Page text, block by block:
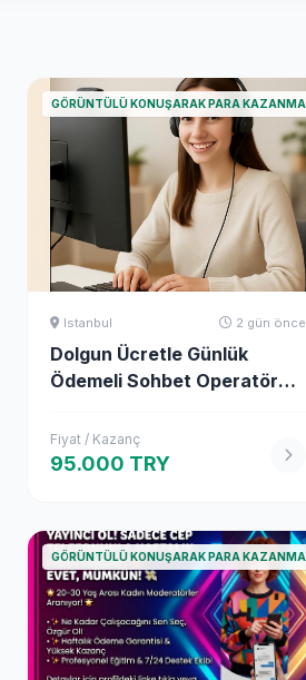
GÖRÜNTÜLÜ KONUŞARAK PARA KAZANMA
Istanbul 2 gün önce
Dolgun Ücretle Günlük
Ödemeli Sohbet Operatörü
Yolları
Fiyat / Kazanç
95.000 TRY
GÖRÜNTÜLÜ KONUŞARAK PARA KAZANMA